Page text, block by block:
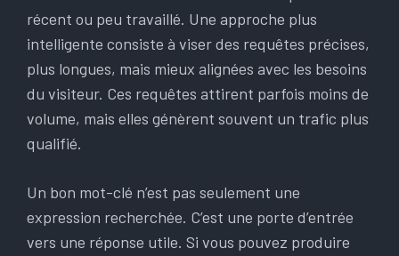
récent ou peu travaillé. Une approche plus
intelligente consiste à viser des requêtes précises,
plus longues, mais mieux alignées avec les besoins
du visiteur. Ces requêtes attirent parfois moins de
volume, mais elles génèrent souvent un trafic plus
qualifié.
Un bon mot-clé n’est pas seulement une
expression recherchée. C’est une porte d’entrée
vers une réponse utile. Si vous pouvez produire